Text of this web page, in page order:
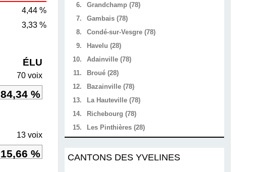
4,44 %
3,33 %
ÉLU
70 voix
84,34 %
13 voix
15,66 %
6.
Grandchamp (78)
7.
Gambais (78)
8.
Condé-sur-Vesgre (78)
9.
Havelu (28)
10.
Adainville (78)
11.
Broué (28)
12.
Bazainville (78)
13.
La Hauteville (78)
14.
Richebourg (78)
15.
Les Pinthières (28)
CANTONS DES YVELINES